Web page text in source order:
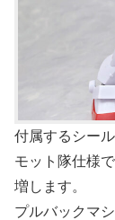
付属するシー
モット隊仕様
増します。
プルバックマ